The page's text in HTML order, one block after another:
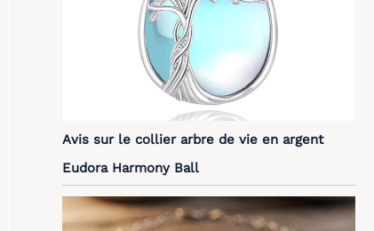
Avis sur le collier arbre de vie en argent
Eudora Harmony Ball